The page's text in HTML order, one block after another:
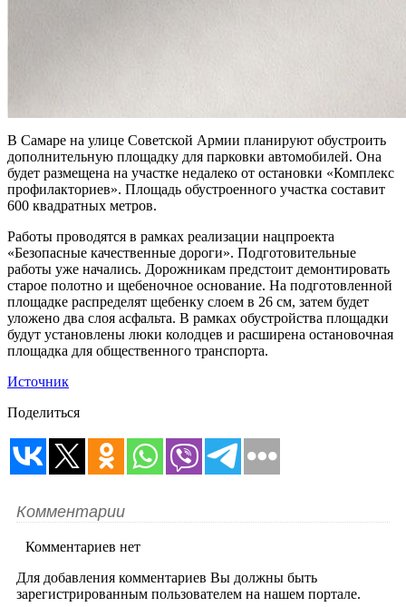
В Самаре на улице Советской Армии планируют обустроить
дополнительную площадку для парковки автомобилей. Она
будет размещена на участке недалеко от остановки «Комплекс
профилакториев». Площадь обустроенного участка составит
600 квадратных метров.
Работы проводятся в рамках реализации нацпроекта
«Безопасные качественные дороги». Подготовительные
работы уже начались. Дорожникам предстоит демонтировать
старое полотно и щебеночное основание. На подготовленной
площадке распределят щебенку слоем в 26 см, затем будет
уложено два слоя асфальта. В рамках обустройства площадки
будут установлены люки колодцев и расширена остановочная
площадка для общественного транспорта.
Источник
Поделиться
Комментарии
Комментариев нет
Для добавления комментариев Вы должны быть
зарегистрированным пользователем на нашем портале.